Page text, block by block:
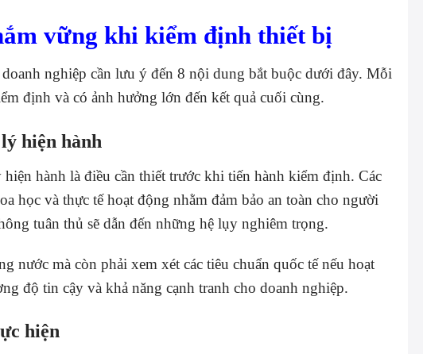
vững khi kiểm định thiết bị
nghiệp cần lưu ý đến 8 nội dung bắt buộc dưới đây. Mỗi
định và có ảnh hưởng lớn đến kết quả cuối cùng.
hiện hành
hành là điều cần thiết trước khi tiến hành kiểm định. Các
học và thực tế hoạt động nhằm đảm bảo an toàn cho người
tuân thủ sẽ dẫn đến những hệ lụy nghiêm trọng.
nước mà còn phải xem xét các tiêu chuẩn quốc tế nếu hoạt
độ tin cậy và khả năng cạnh tranh cho doanh nghiệp.
hiện